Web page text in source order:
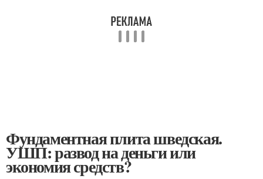
Фундаментная плита шведская.
УШП: развод на деньги или
экономия средств?